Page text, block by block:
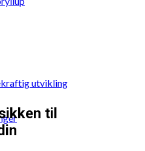
utvikling
til